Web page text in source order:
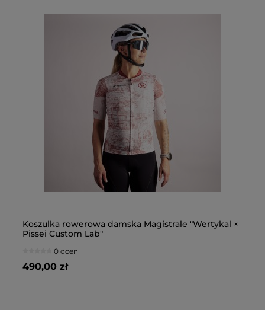
Spodenki rowerowe damskie Magistrale UAE
"Wertykal × Pissei Custom Lab"
645,00 zł